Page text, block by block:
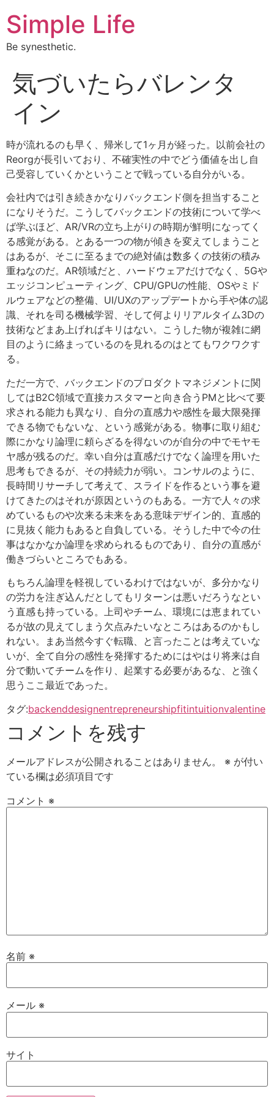
Simple Life
Be synesthetic.
気づいたらバレンタ
イン
時が流れるのも早く、帰米して1ヶ月が経った。以前会社の
Reorgが長引いており、不確実性の中でどう価値を出し自
己受容していくかということで戦っている自分がいる。
会社内では引き続きかなりバックエンド側を担当すること
になりそうだ。こうしてバックエンドの技術について学べ
ば学ぶほど、AR/VRの立ち上がりの時期が鮮明になってく
る感覚がある。とある一つの物が傾きを変えてしまうこと
はあるが、そこに至るまでの絶対値は数多くの技術の積み
重ねなのだ。AR領域だと、ハードウェアだけでなく、5Gや
エッジコンピューティング、CPU/GPUの性能、OSやミド
ルウェアなどの整備、UI/UXのアップデートから手や体の認
識、それを司る機械学習、そして何よりリアルタイム3Dの
技術などまあ上げればキリはない。こうした物が複雑に網
目のように絡まっているのを見れるのはとてもワクワクす
る。
ただ一方で、バックエンドのプロダクトマネジメントに関
してはB2C領域で直接カスタマーと向き合うPMと比べて要
求される能力も異なり、自分の直感力や感性を最大限発揮
できる物でもないな、という感覚がある。物事に取り組む
際にかなり論理に頼らざるを得ないのが自分の中でモヤモ
ヤ感が残るのだ。幸い自分は直感だけでなく論理を用いた
思考もできるが、その持続力が弱い。コンサルのように、
長時間リサーチして考えて、スライドを作るという事を避
けてきたのはそれが原因というのもある。一方で人々の求
めているものや次来る未来をある意味デザイン的、直感的
に見抜く能力もあると自負している。そうした中で今の仕
事はなかなか論理を求められるものであり、自分の直感が
働きづらいところでもある。
もちろん論理を軽視しているわけではないが、多分かなり
の労力を注ぎ込んだとしてもリターンは悪いだろうなとい
う直感も持っている。上司やチーム、環境には恵まれてい
るが故の見えてしまう欠点みたいなところはあるのかもし
れない。まあ当然今すぐ転職、と言ったことは考えていな
いが、全て自分の感性を発揮するためにはやはり将来は自
分で動いてチームを作り、起業する必要があるな、と強く
思うここ最近であった。
タグ:backenddesignentrepreneurshipfitintuitionvalentine
コメントを残す
メールアドレスが公開されることはありません。 ※ が付い
ている欄は必須項目です
コメント ※
名前 ※
メール ※
サイト